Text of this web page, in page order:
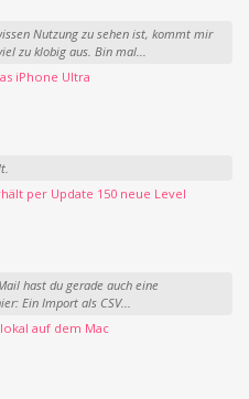
Nutzung zu sehen ist, kommt mir
zu klobig aus. Bin mal...
iPhone Ultra
per Update 150 neue Level
hast du gerade auch eine
Ein Import als CSV...
auf dem Mac